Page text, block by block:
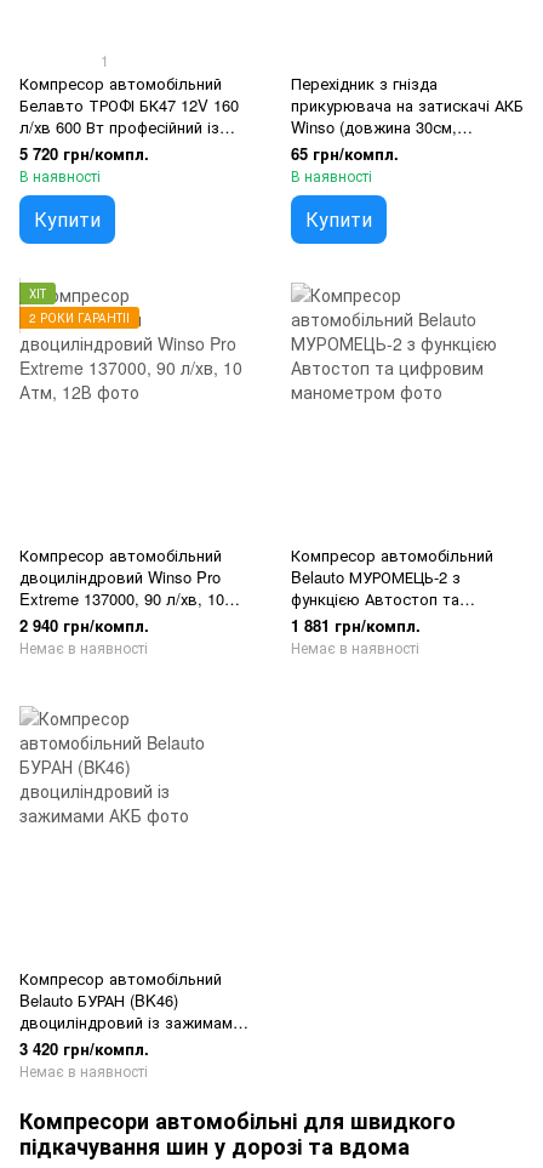
1
Компресор автомобільний
Белавто ТРОФІ БК47 12V 160
л/хв 600 Вт професійний із
зажимами АКБ
5 720 грн/компл.
В наявності
Купити
Перехідник з гнізда
прикурювача на затискачі АКБ
Winso (довжина 30см,
запобіжник 15А)
65 грн/компл.
В наявності
Купити
ХІТ
2 РОКИ ГАРАНТІЇ
Компресор автомобільний
двоциліндровий Winso Pro
Extreme 137000, 90 л/хв, 10
Атм, 12В
2 940 грн/компл.
Немає в наявності
Компресор автомобільний
Belauto МУРОМЕЦЬ-2 з
функцією Автостоп та
цифровим манометром
1 881 грн/компл.
Немає в наявності
Компресор автомобільний
Belauto БУРАН (BK46)
двоциліндровий із зажимами
АКБ
3 420 грн/компл.
Немає в наявності
Компресори автомобільні для швидкого
підкачування шин у дорозі та вдома